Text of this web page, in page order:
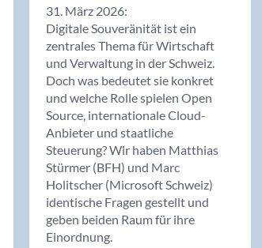
Biel/
31. März 2026:
Digitale Souveränität ist ein
zentrales Thema für Wirtschaft
und Verwaltung in der Schweiz.
Doch was bedeutet sie konkret
und welche Rolle spielen Open
Source, internationale Cloud-
Anbieter und staatliche
Steuerung? Wir haben Matthias
Stürmer (BFH) und Marc
Holitscher (Microsoft Schweiz)
identische Fragen gestellt und
geben beiden Raum für ihre
Einordnung.